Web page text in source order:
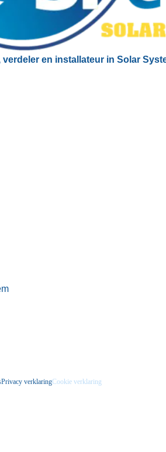
verdeler en installateur in Solar
Privacy verklaringCookie verklaring